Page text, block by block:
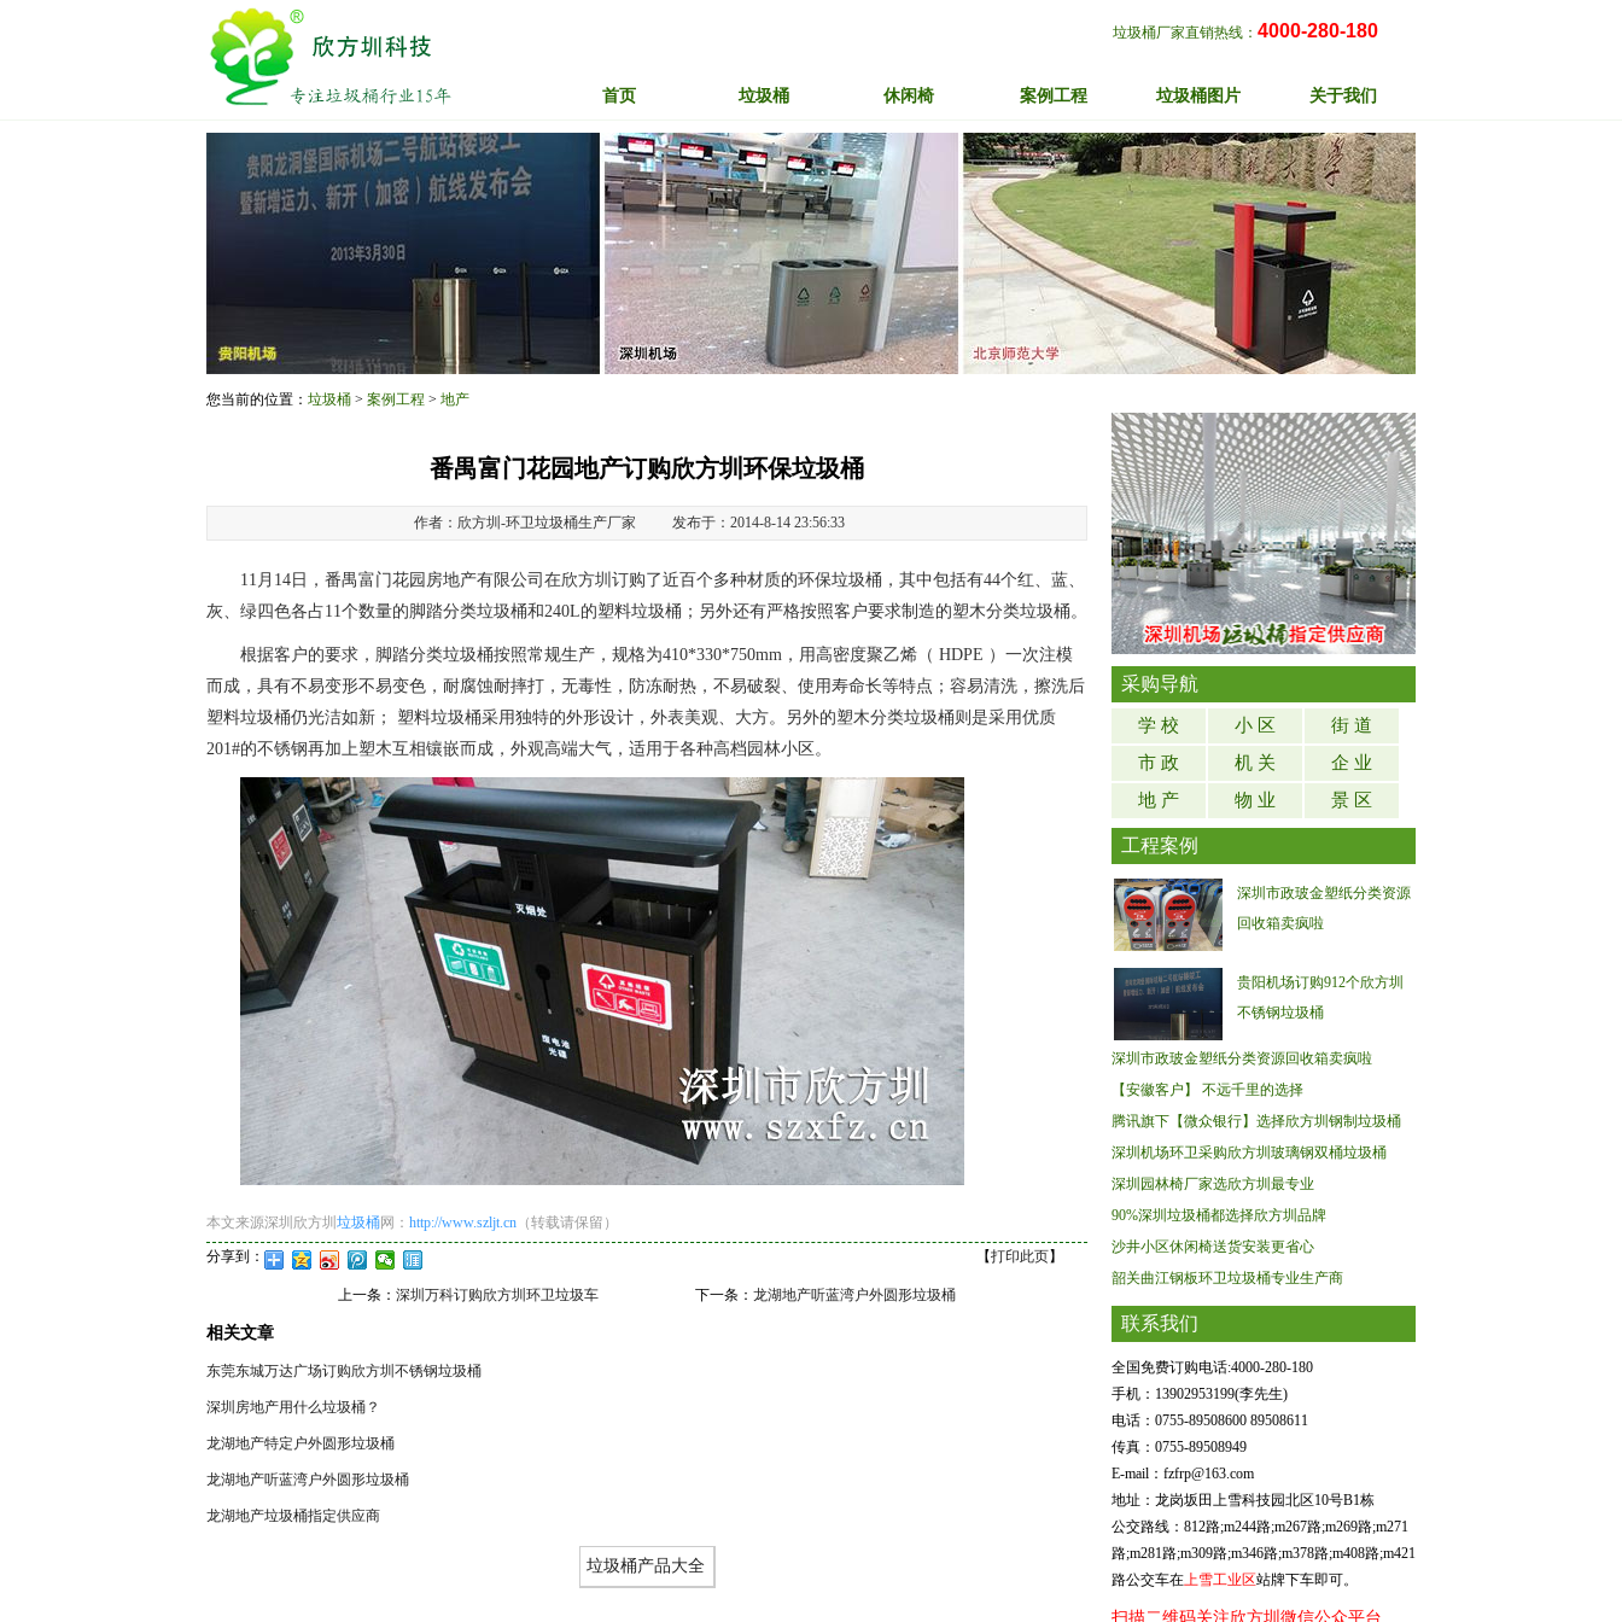
垃圾桶厂家直销热线： 4000-280-180
首页 垃圾桶 休闲椅 案例工程 垃圾桶图片 关于我们
您当前的位置： 垃圾桶 > 案例工程 > 地产
番禺富门花园地产订购欣方圳环保垃圾桶
作者：欣方圳-环卫垃圾桶生产厂家 发布于：2014-8-14 23:56:33
11月14日，番禺富门花园房地产有限公司在欣方圳订购了近百个多种材质的环保垃圾桶，其中包括有44个红、蓝、
灰、绿四色各占11个数量的脚踏分类垃圾桶和240L的塑料垃圾桶；另外还有严格按照客户要求制造的塑木分类垃圾桶。
根据客户的要求，脚踏分类垃圾桶按照常规生产，规格为410*330*750mm，用高密度聚乙烯（ HDPE ）一次注模
而成，具有不易变形不易变色，耐腐蚀耐摔打，无毒性，防冻耐热，不易破裂、使用寿命长等特点；容易清洗，擦洗后
塑料垃圾桶仍光洁如新； 塑料垃圾桶采用独特的外形设计，外表美观、大方。另外的塑木分类垃圾桶则是采用优质
201#的不锈钢再加上塑木互相镶嵌而成，外观高端大气，适用于各种高档园林小区。
本文来源深圳欣方圳 垃圾桶网： http://www.szljt.cn （转载请保留）
分享到：
【打印此页】
上一条： 深圳万科订购欣方圳环卫垃圾车 下一条： 龙湖地产听蓝湾户外圆形垃圾桶
相关文章
东莞东城万达广场订购欣方圳不锈钢垃圾桶
深圳房地产用什么垃圾桶？
龙湖地产特定户外圆形垃圾桶
龙湖地产听蓝湾户外圆形垃圾桶
龙湖地产垃圾桶指定供应商
垃圾桶产品大全
采购导航
学 校 小 区
街 道
市 政
机 关
企 业
地 产
物 业 景 区
工程案例
深圳市政玻金塑纸分类资源
回收箱卖疯啦
贵阳机场订购912个欣方圳
不锈钢垃圾桶
深圳市政玻金塑纸分类资源回收箱卖疯啦
【安徽客户】 不远千里的选择
腾讯旗下【微众银行】选择欣方圳钢制垃圾桶
深圳机场环卫采购欣方圳玻璃钢双桶垃圾桶
深圳园林椅厂家选欣方圳最专业
90%深圳垃圾桶都选择欣方圳品牌
沙井小区休闲椅送货安装更省心
韶关曲江钢板环卫垃圾桶专业生产商
联系我们
全国免费订购电话:4000-280-180
手机：13902953199(李先生)
电话：0755-89508600 89508611
传真：0755-89508949
E-mail：fzfrp@163.com
地址：龙岗坂田上雪科技园北区10号B1栋
公交路线：812路;m244路;m267路;m269路;m271
路;m281路;m309路;m346路;m378路;m408路;m421
路公交车在上雪工业区站牌下车即可。
扫描二维码关注欣方圳微信公众平台